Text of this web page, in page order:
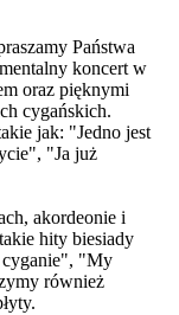
Państwa
koncert w
oraz pięknymi
cygańskich.
jak: "Jedno jest
"Ja już
akordeonie i
hity biesiady
cyganie", "My
również